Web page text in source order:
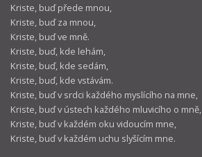
Kriste, buď přede mnou,
Kriste, buď za mnou,
Kriste, buď ve mně.
Kriste, buď, kde lehám,
Kriste, buď, kde sedám,
Kriste, buď, kde vstávám.
Kriste, buď v srdci každého myslícího na mne,
Kriste, buď v ústech každého mluvicího o mně,
Kriste, buď v každém oku vidoucím mne,
Kriste, buď v každém uchu slyšícím mne.